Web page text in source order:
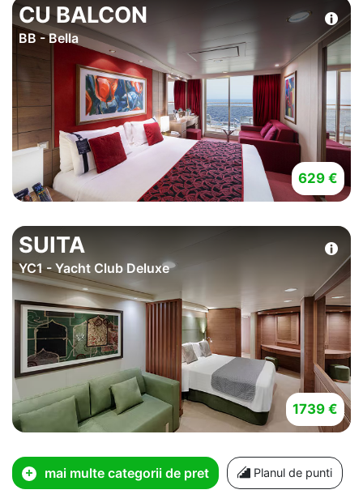
CU BALCON
BB - Bella
629 €
SUITA
YC1 - Yacht Club Deluxe
1739 €
mai multe categorii de pret Planul de punti